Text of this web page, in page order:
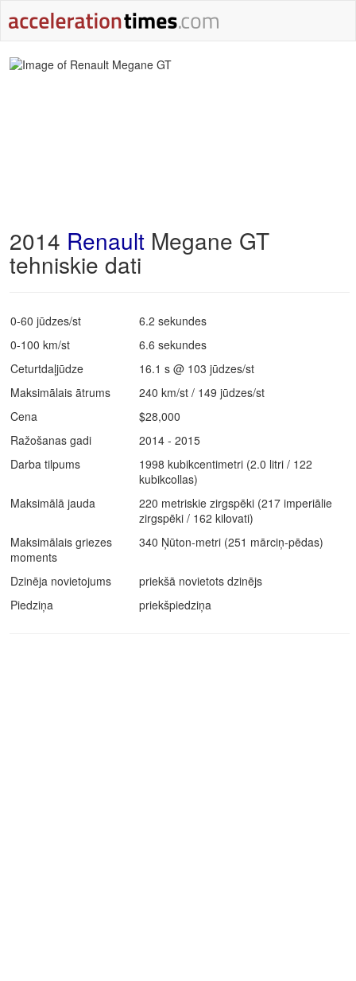
2014 Renault Megane GT
tehniskie dati
0-60 jūdzes/st
6.2 sekundes
0-100 km/st
6.6 sekundes
Ceturtdaļjūdze
16.1 s @ 103 jūdzes/st
Maksimālais ātrums
240 km/st / 149 jūdzes/st
Cena
$28,000
Ražošanas gadi
2014 - 2015
Darba tilpums
1998 kubikcentimetri (2.0 litri / 122
kubikcollas)
Maksimālā jauda
220 metriskie zirgspēki (217 imperiālie
zirgspēki / 162 kilovati)
Maksimālais griezes
moments
340 Ņūton-metri (251 mārciņ-pēdas)
Dzinēja novietojums
priekšā novietots dzinējs
Piedziņa
priekšpiedziņa